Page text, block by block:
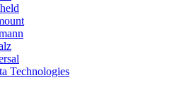
Technologies